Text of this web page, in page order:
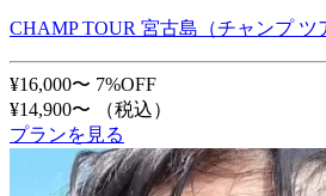
CHAMP TOUR 宮古島（チャンプ ツ
¥16,000〜 7%OFF
¥14,900〜
（税込）
プランを見る